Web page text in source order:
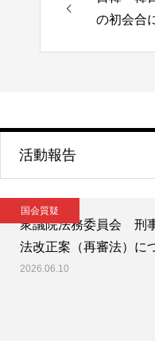
の初会合
活動報告
国会質疑
衆議院法務委員会 刑
法改正案（再審法）に
2026.06.10